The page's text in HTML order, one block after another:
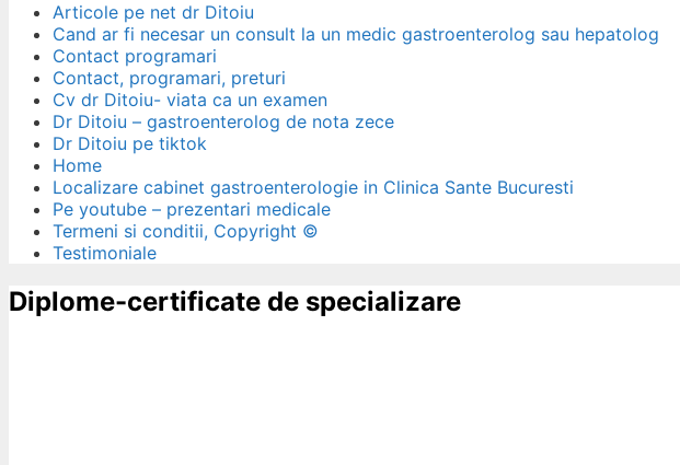
Articole pe net dr Ditoiu
Cand ar fi necesar un consult la un medic gastroenterolog sau hepatolog
Contact programari
Contact, programari, preturi
Cv dr Ditoiu- viata ca un examen
Dr Ditoiu – gastroenterolog de nota zece
Dr Ditoiu pe tiktok
Home
Localizare cabinet gastroenterologie in Clinica Sante Bucuresti
Pe youtube – prezentari medicale
Termeni si conditii, Copyright ©
Testimoniale
Diplome-certificate de specializare